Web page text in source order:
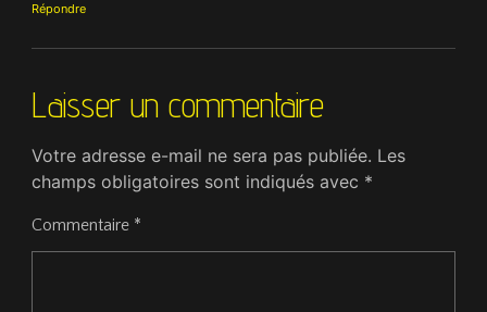
Répondre
Laisser un commentaire
Votre adresse e-mail ne sera pas publiée. Les
champs obligatoires sont indiqués avec *
Commentaire *